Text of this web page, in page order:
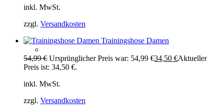
inkl. MwSt.
zzgl. Versandkosten
Trainingshose Damen
54,99€ Ursprünglicher Preis war: 54,99 €34,50 €Aktueller
Preis ist: 34,50 €.
inkl. MwSt.
zzgl. Versandkosten